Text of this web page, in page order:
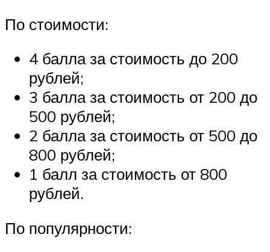
По стоимости:
4 балла за стоимость до 200
рублей;
3 балла за стоимость от 200 до
500 рублей;
2 балла за стоимость от 500 до
800 рублей;
1 балл за стоимость от 800
рублей.
По популярности: